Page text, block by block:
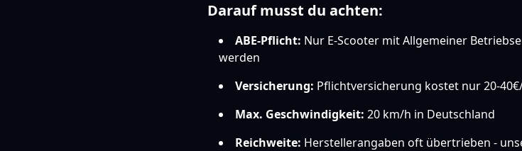
Darauf musst du achten:
ABE-Pflicht: Nur E-Scooter mit Allgemeiner
werden
Versicherung: Pflichtversicherung kostet nur 20-
Max. Geschwindigkeit: 20 km/h in Deutschland
Reichweite: Herstellerangaben oft übertrieben -